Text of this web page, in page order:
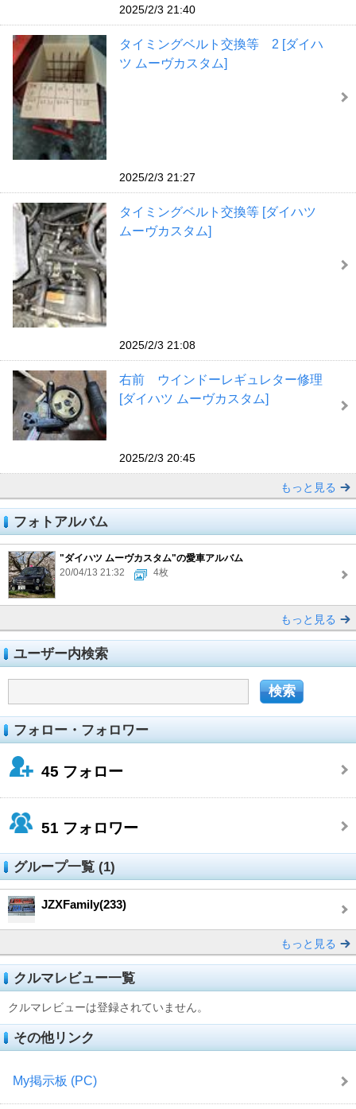
2025/2/3 21:40
タイミングベルト交換等 2 [ダイハ
ツ ムーヴカスタム]
2025/2/3 21:27
タイミングベルト交換等 [ダイハツ
ムーヴカスタム]
2025/2/3 21:08
右前 ウインドーレギュレター修理
[ダイハツ ムーヴカスタム]
2025/2/3 20:45
もっと見る
フォトアルバム
"ダイハツ ムーヴカスタム"の愛車アルバム
20/04/13 21:32
4枚
もっと見る
ユーザー内検索
フォロー・フォロワー
45 フォロー
51 フォロワー
グループ一覧 (1)
JZXFamily(233)
もっと見る
クルマレビュー一覧
クルマレビューは登録されていません。
その他リンク
My掲示板 (PC)